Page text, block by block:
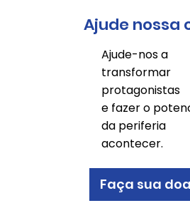
Ajude nossa
Ajude-nos a
transformar
protagonistas
e fazer o
da periferia
acontecer.
Faça sua